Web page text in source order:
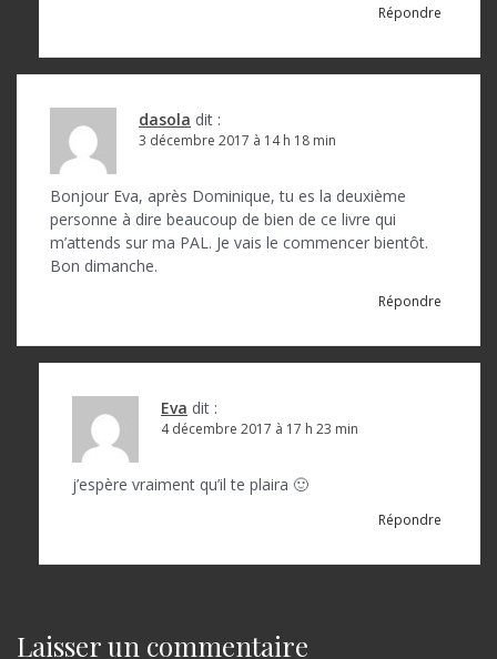
Répondre
dasola dit :
3 décembre 2017 à 14 h 18 min
Bonjour Eva, après Dominique, tu es la deuxième
personne à dire beaucoup de bien de ce livre qui
m’attends sur ma PAL. Je vais le commencer bientôt.
Bon dimanche.
Répondre
Eva dit :
4 décembre 2017 à 17 h 23 min
j’espère vraiment qu’il te plaira 🙂
Répondre
Laisser un commentaire